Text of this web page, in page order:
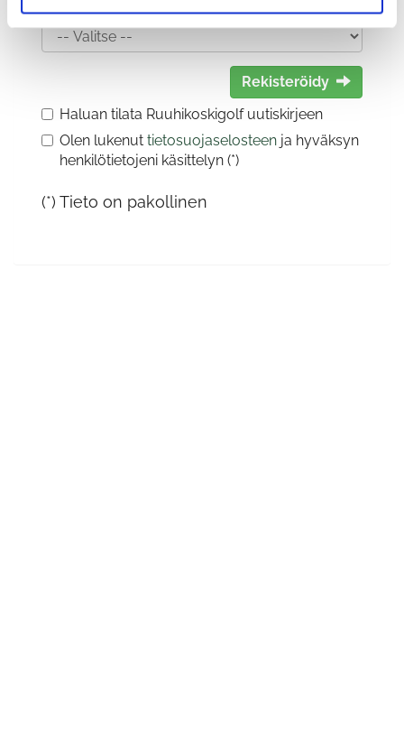
Sukupuoli:
Rekisteröidy
Haluan tilata Ruuhikoskigolf uutiskirjeen
Olen lukenut tietosuojaselosteen ja hyväksyn
henkilötietojeni käsittelyn (*)
(*) Tieto on pakollinen